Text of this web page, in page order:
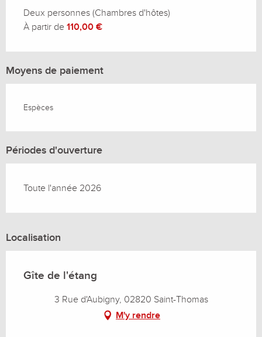
Deux personnes (Chambres d'hôtes)
À partir de 110,00 €
Moyens de paiement
Espèces
Périodes d'ouverture
Toute l'année 2026
Localisation
Gîte de l'étang
3 Rue d'Aubigny, 02820 Saint-Thomas
M'y rendre